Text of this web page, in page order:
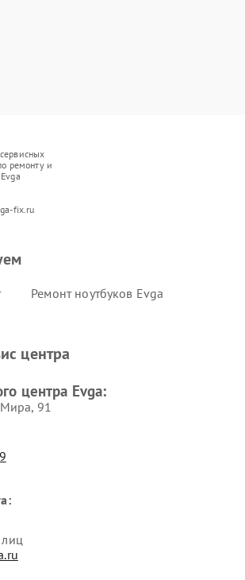
ремонту и
fix.ru
Ремонт ноутбуков Evga
центра
центра Evga:
91